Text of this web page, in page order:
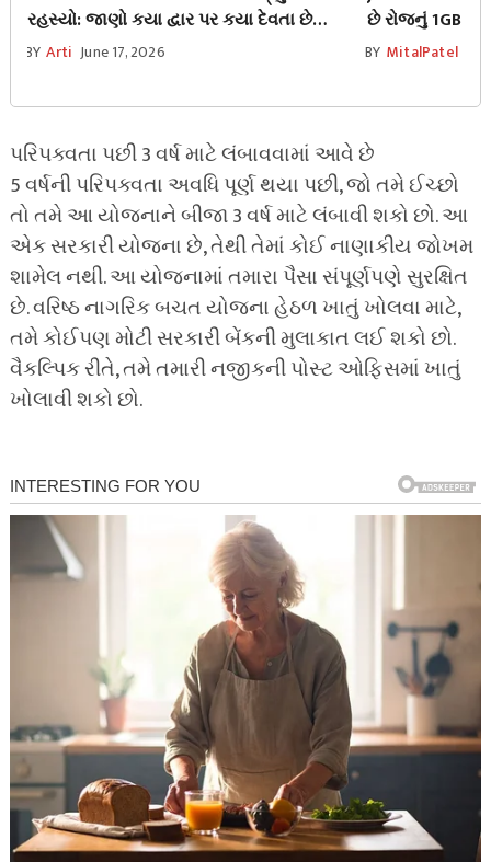
રહસ્યો: જાણો કયા દ્વાર પર કયા દેવતા છે
બિરાજમાન?
BY Arti June 17, 2026
છે રોજનું 1GB
બેસ્ટ
BY MitalPatel
પરિપક્વતા પછી 3 વર્ષ માટે લંબાવવામાં આવે છે
5 વર્ષની પરિપક્વતા અવધિ પૂર્ણ થયા પછી, જો તમે ઈચ્છો
તો તમે આ યોજનાને બીજા 3 વર્ષ માટે લંબાવી શકો છો. આ
એક સરકારી યોજના છે, તેથી તેમાં કોઈ નાણાકીય જોખમ
શામેલ નથી. આ યોજનામાં તમારા પૈસા સંપૂર્ણપણે સુરક્ષિત
છે. વરિષ્ઠ નાગરિક બચત યોજના હેઠળ ખાતું ખોલવા માટે,
તમે કોઈપણ મોટી સરકારી બેંકની મુલાકાત લઈ શકો છો.
વૈકલ્પિક રીતે, તમે તમારી નજીકની પોસ્ટ ઓફિસમાં ખાતું
ખોલાવી શકો છો.